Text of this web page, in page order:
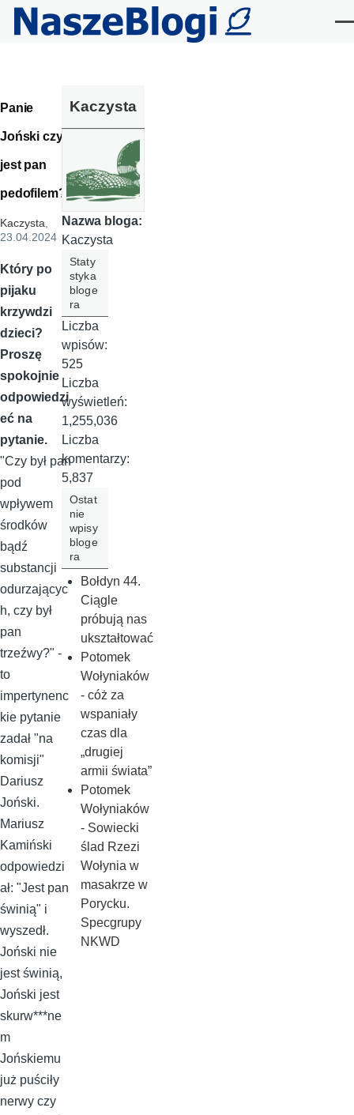
Przejdź do treści
Panie
Joński czy
jest pan
pedofilem?
Kaczysta,
23.04.2024
Który po
pijaku
krzywdzi
dzieci?
Proszę
spokojnie
odpowiedzi
eć na
pytanie.
"Czy był pan
pod
wpływem
środków
bądź
substancji
odurzającyc
h, czy był
pan
trzeźwy?" -
to
impertynenc
kie pytanie
zadał "na
komisji"
Dariusz
Joński.
Mariusz
Kamiński
odpowiedzi
ał: "Jest pan
świnią" i
wyszedł.
Joński nie
jest świnią,
Joński jest
skurw***ne
m
Jońskiemu
już puściły
nerwy czy
Kaczysta
Nazwa bloga:
Kaczysta
Staty
styka
bloge
ra
Liczba
wpisów:
525
Liczba
wyświetleń:
1,255,036
Liczba
komentarzy:
5,837
Ostat
nie
wpisy
bloge
ra
Bołdyn 44.
Ciągle
próbują nas
ukształtować
Potomek
Wołyniaków
- cóż za
wspaniały
czas dla
„drugiej
armii świata”
Potomek
Wołyniaków
- Sowiecki
ślad Rzezi
Wołynia w
masakrze w
Porycku.
Specgrupy
NKWD